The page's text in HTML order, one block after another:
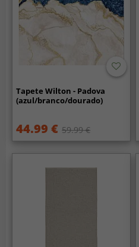
Tapete Wilton - Padova
(azul/branco/dourado)
44.99 € 59.99 €